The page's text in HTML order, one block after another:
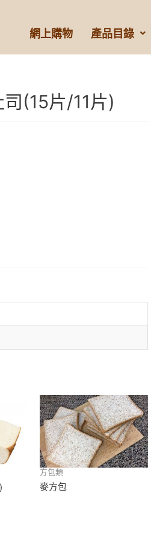
網上購物 產品目錄
(15片/11片)
方包類
麥方包